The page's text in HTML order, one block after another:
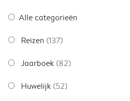
Alle categorieën
Reizen (137)
Jaarboek (82)
Huwelijk (52)